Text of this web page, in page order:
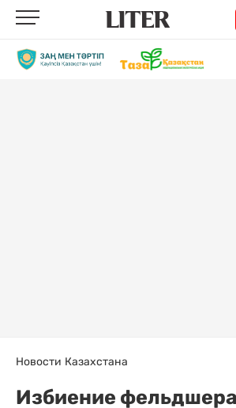
Новости Казахстана
Избиение